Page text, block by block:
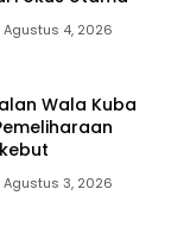
Agustus 4, 2026
Wala Kuba
Agustus 3, 2026